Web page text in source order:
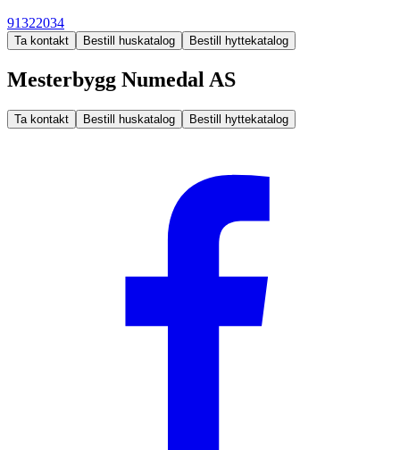
91322034
Ta kontakt Bestill huskatalog Bestill hyttekatalog
Mesterbygg Numedal AS
Ta kontakt Bestill huskatalog Bestill hyttekatalog